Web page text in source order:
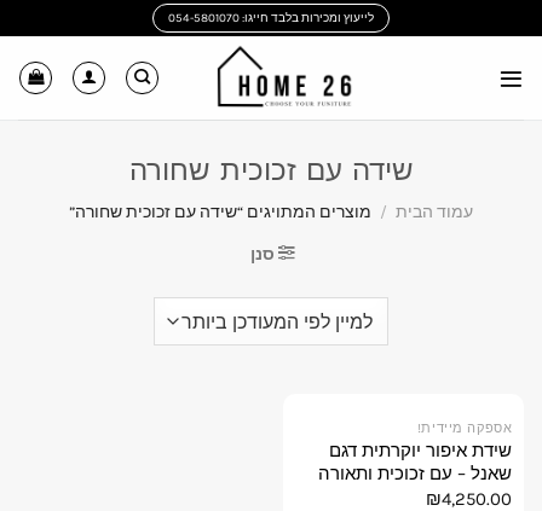
to
לייעוץ ומכירות בלבד חייגו: 054-5801070
שידה עם זכוכית שחורה
עמוד הבית / מוצרים המתויגים “שידה עם זכוכית שחורה”
סנן
אספקה מיידית!
שידת איפור יוקרתית דגם
שאנל – עם זכוכית ותאורה
פנימית
₪4,250.00